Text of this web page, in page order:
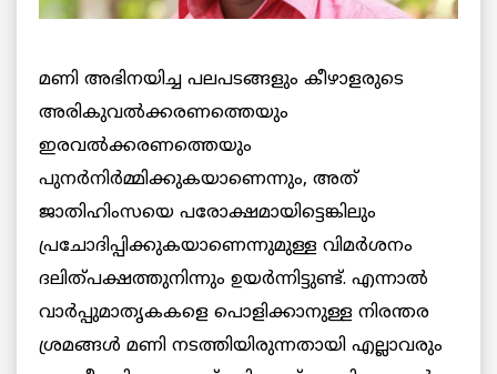
മണി അഭിനയിച്ച പലപടങ്ങളും കീഴാളരുടെ
അരികുവല്‍ക്കരണത്തെയും
ഇരവല്‍ക്കരണത്തെയും
പുനര്‍നിര്‍മ്മിക്കുകയാണെന്നും, അത്
ജാതിഹിംസയെ പരോക്ഷമായിട്ടെങ്കിലും
പ്രചോദിപ്പിക്കുകയാണെന്നുമുള്ള വിമര്‍ശനം
ദലിത്പക്ഷത്തുനിന്നും ഉയര്‍ന്നിട്ടുണ്ട്. എന്നാല്‍
വാര്‍പ്പുമാതൃകകളെ പൊളിക്കാനുള്ള നിരന്തര
ശ്രമങ്ങള്‍ മണി നടത്തിയിരുന്നതായി എല്ലാവരും